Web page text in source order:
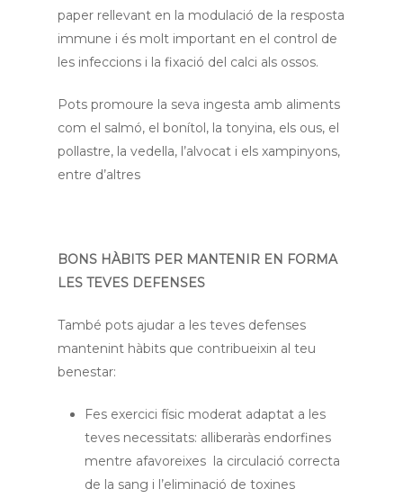
paper rellevant en la modulació de la resposta
immune i és molt important en el control de
les infeccions i la fixació del calci als ossos.
Pots promoure la seva ingesta amb aliments
com el salmó, el bonítol, la tonyina, els ous, el
pollastre, la vedella, l’alvocat i els xampinyons,
entre d’altres
BONS HÀBITS PER MANTENIR EN FORMA
LES TEVES DEFENSES
També pots ajudar a les teves defenses
mantenint hàbits que contribueixin al teu
benestar:
Fes exercici físic moderat adaptat a les
teves necessitats: alliberaràs endorfines
mentre afavoreixes la circulació correcta
de la sang i l’eliminació de toxines
Ortopèdia
Contacte